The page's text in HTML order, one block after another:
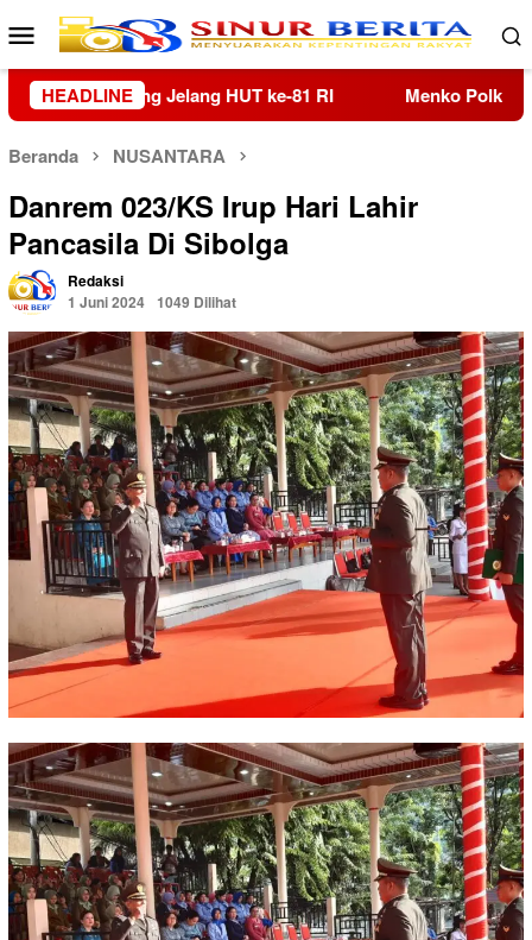
Loncat
ke
konten
Menu
Mobile
HEADLINE
Polkam Imbau Masyarakat Tolak Hoaks dan Jaga
Beranda NUSANTARA
Danrem 023/KS Irup Hari Lahir
Pancasila Di Sibolga
Redaksi
1 Juni 2024 1049 Dilihat